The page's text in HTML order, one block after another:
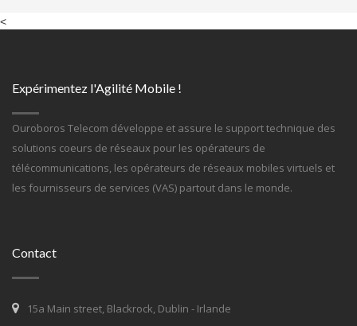
<
Expérimentez l'Agilité Mobile !
Ouroboros Telecom développe et assure le support technique des
solutions coeurs de réseaux pour les opérateurs de
télécommunications, les opérateurs de réseaux mobiles virtuels et
les fournisseurs de services (VAS) partout dans le monde.
Contact
15a Main street, Blackrock, Dublin - Irlande